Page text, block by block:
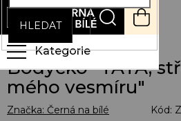
Přejít
obsah
HLEDAT
KOŠÍK
Bodyčko "TÁTA,
mého vesmíru"
Kód:
Značka: Černá na bílé